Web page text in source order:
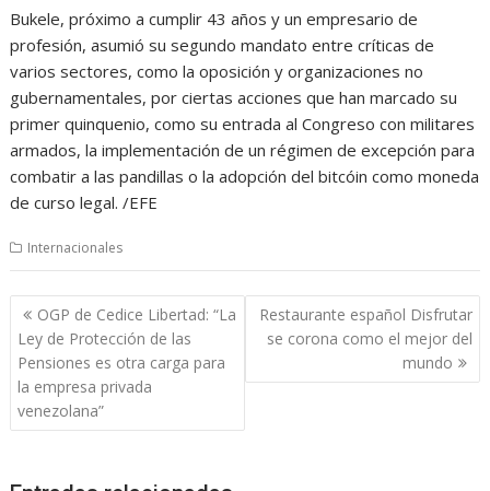
Bukele, próximo a cumplir 43 años y un empresario de
profesión, asumió su segundo mandato entre críticas de
varios sectores, como la oposición y organizaciones no
gubernamentales, por ciertas acciones que han marcado su
primer quinquenio, como su entrada al Congreso con militares
armados, la implementación de un régimen de excepción para
combatir a las pandillas o la adopción del bitcóin como moneda
de curso legal. /EFE
Internacionales
Navegación
de
entradas
OGP de Cedice Libertad: “La
Ley de Protección de las
Pensiones es otra carga para
la empresa privada
venezolana”
Restaurante español Disfrutar
se corona como el mejor del
mundo